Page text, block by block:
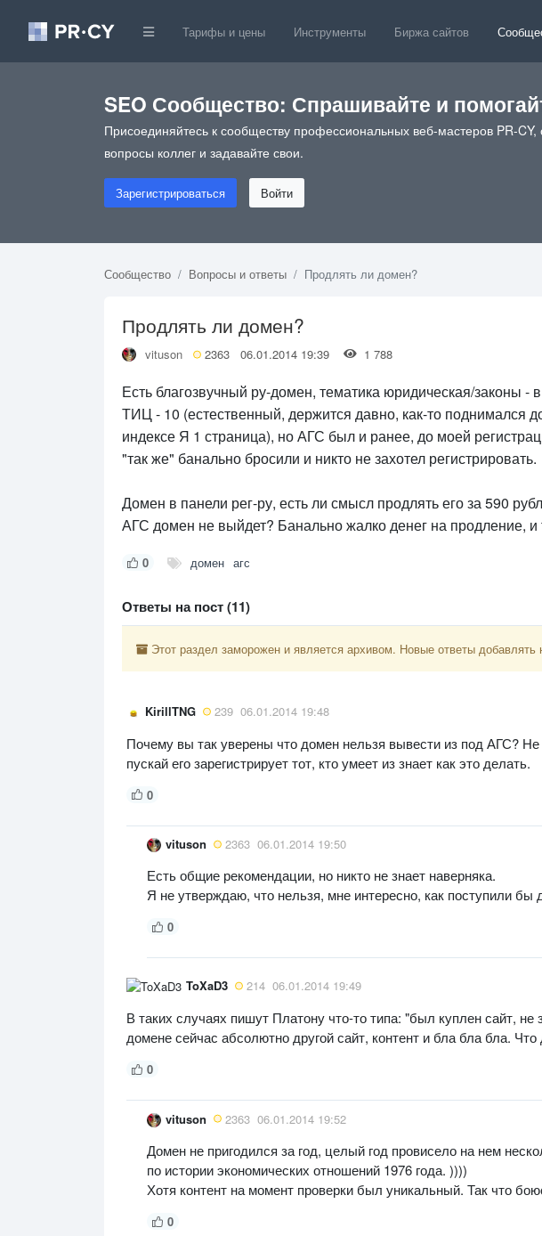
Тарифы и цены Инструменты Биржа сайтов
SEO Сообщество: Спрашивайте и
Присоединяйтесь к сообществу профессиональных веб-мастеров PR-CY,
вопросы коллег и задавайте свои.
Зарегистрироваться Войти
Сообщество Вопросы и ответы Продлять ли домен?
Продлять ли домен?
vituson 2363 06.01.2014 19:39 1 788
Есть благозвучный ру-домен, тематика юридическая/законы -
ТИЦ - 10 (естественный, держится давно, как-то поднимался
индексе Я 1 страница), но АГС был и ранее, до моей
"так же" банально бросили и никто не захотел регистрировать.
Домен в панели рег-ру, есть ли смысл продлять его за 590
АГС домен не выйдет? Банально жалко денег на продление, и
0 домен агс
Ответы на пост (11)
Этот раздел заморожен и является архивом. Новые ответы добавлять
KirillTNG 239 06.01.2014 19:48
Почему вы так уверены что домен нельзя вывести из под АГС?
пускай его зарегистрирует тот, кто умеет из знает как это делать.
0
vituson 2363 06.01.2014 19:50
Есть общие рекомендации, но никто не знает наверняка.
Я не утверждаю, что нельзя, мне интересно, как поступили бы
0
ToXaD3 214 06.01.2014 19:49
В таких случаях пишут Платону что-то типа: "был куплен сайт,
домене сейчас абсолютно другой сайт, контент и бла бла бла. Что
0
vituson 2363 06.01.2014 19:52
Домен не пригодился за год, целый год провисело на нем
по истории экономических отношений 1976 года. ))))
Хотя контент на момент проверки был уникальный. Так что
0